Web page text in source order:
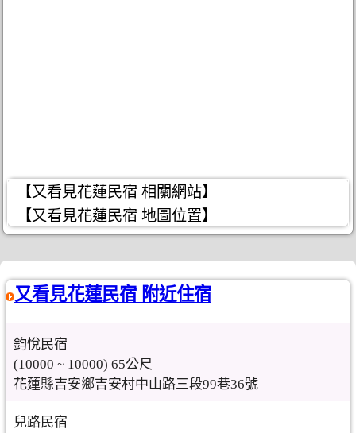
【又看見花蓮民宿 相關網站】
【又看見花蓮民宿 地圖位置】
又看見花蓮民宿 附近住宿
鈞悅民宿
(10000 ~ 10000) 65公尺
花蓮縣吉安鄉吉安村中山路三段99巷36號
兒路民宿